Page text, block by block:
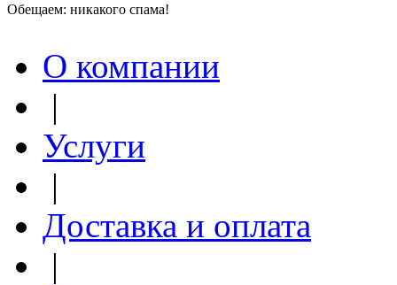
Обещаем: никакого спама!
О компании
|
Услуги
|
Доставка и оплата
|